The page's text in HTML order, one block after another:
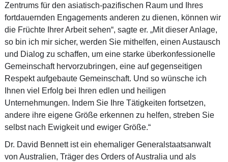
Zentrums für den asiatisch-pazifischen Raum und Ihres
fortdauernden Engagements anderen zu dienen, können wir
die Früchte Ihrer Arbeit sehen“, sagte er. „Mit dieser Anlage,
so bin ich mir sicher, werden Sie mithelfen, einen Austausch
und Dialog zu schaffen, um eine starke überkonfessionelle
Gemeinschaft hervorzubringen, eine auf gegenseitigen
Respekt aufgebaute Gemeinschaft. Und so wünsche ich
Ihnen viel Erfolg bei Ihren edlen und heiligen
Unternehmungen. Indem Sie Ihre Tätigkeiten fortsetzen,
andere ihre eigene Größe erkennen zu helfen, streben Sie
selbst nach Ewigkeit und ewiger Größe.“
Dr. David Bennett ist ein ehemaliger Generalstaatsanwalt
von Australien, Träger des Orders of Australia und als